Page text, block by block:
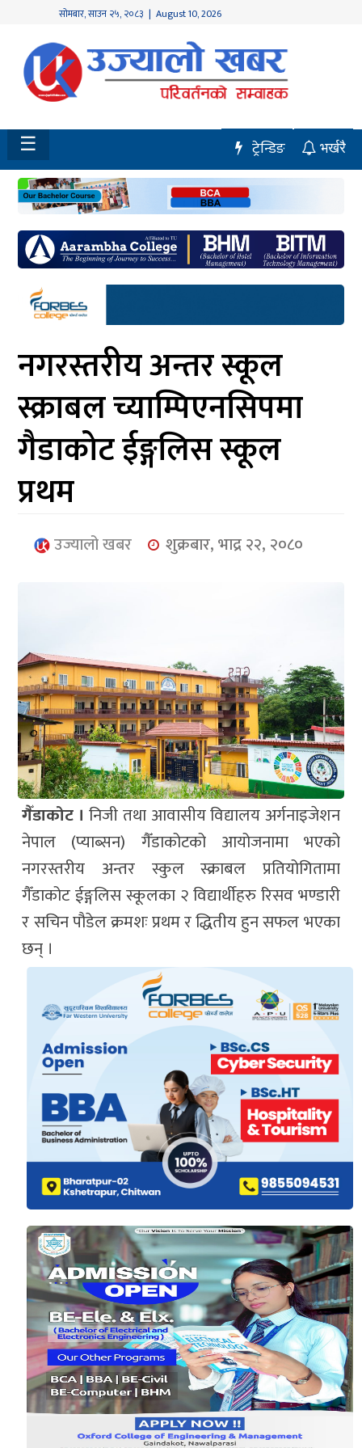
सोमबार,साउन २५, २०८३ | August 10, 2026
होमपेज
नवलपुर
विशेष
मध्य
नेपाल
चितवन
सेरोफेरो
समाचार
आर्थिक
मनोरञ्जन
खेलकुद
अन्तर्राष्ट्रिय/
युनिकोड
☰ भर्खरै
ट्रेन्डिङ
नगरस्तरीय अन्तर स्कूल
स्क्राबल च्याम्पिएनसिपमा
गैडाकोट ईङ्गलिस स्कूल
प्रथम
उज्यालो खबर शुक्रबार, भाद्र २२, २०८०
गैँडाकोट । निजी तथा आवासीय विद्यालय अर्गनाइजेशन
नेपाल (प्याब्सन) गैँडाकोटको आयोजनामा भएको
नगरस्तरीय अन्तर स्कुल स्क्राबल प्रतियोगितामा
गैँडाकोट ईङ्गलिस स्कूलका २ विद्यार्थीहरु रिसव भण्डारी
र सचिन पौडेल क्रमशः प्रथम र द्धितीय हुन सफल भएका
छन् ।